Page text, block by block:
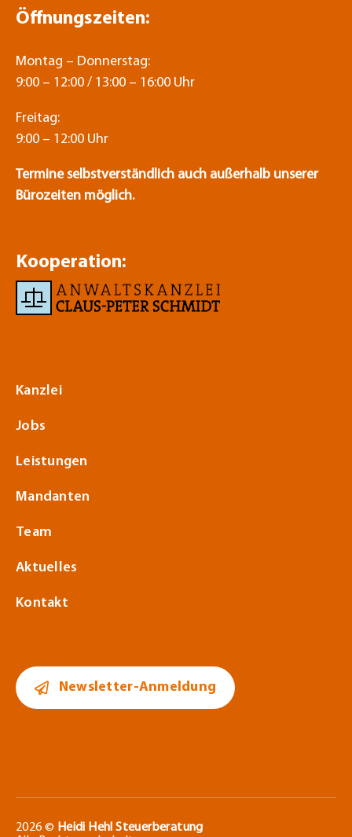
Öffnungszeiten:
Montag – Donnerstag:
9:00 – 12:00 / 13:00 – 16:00 Uhr
Freitag:
9:00 – 12:00 Uhr
Termine selbstverständlich auch außerhalb unserer
Bürozeiten möglich.
Kooperation:
Kanzlei
Jobs
Leistungen
Mandanten
Team
Aktuelles
Kontakt
Newsletter-Anmeldung
2026 © Heidi Hehl Steuerberatung